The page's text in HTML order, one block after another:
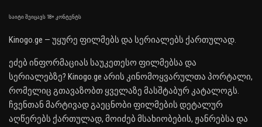
საიტი შეიცავს 18+ კონტენტს
Kinogo.ge — უყურე ფილმებს და სერიალებს ქართულად.
ეძებ ინფორმაციას საუკეთესო ფილმებსა და
სერიალებზე? Kinogo.ge არის კინომოყვარულთა პორტალი,
რომელიც გთავაზობთ ყველაზე მასშტაბურ კატალოგს.
ჩვენთან მარტივად გაეცნობი ფილმების დეტალურ
აღწერებს ქართულად, მოიძებ მსახიობების, ჟანრებსა და